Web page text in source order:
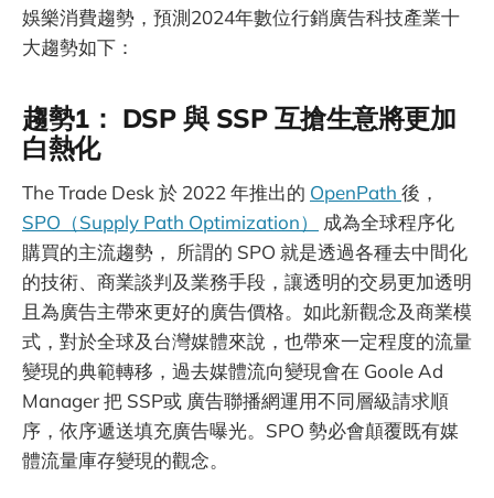
娛樂消費趨勢，預測2024年數位行銷廣告科技產業十
大趨勢如下：
趨勢1： DSP 與 SSP 互搶生意將更加
白熱化
The Trade Desk 於 2022 年推出的 OpenPath 後，
SPO（Supply Path Optimization）
成為全球程序化
購買的主流趨勢， 所謂的 SPO 就是透過各種去中間化
的技術、商業談判及業務手段，讓透明的交易更加透明
且為廣告主帶來更好的廣告價格。如此新觀念及商業模
式，對於全球及台灣媒體來說，也帶來一定程度的流量
變現的典範轉移，過去媒體流向變現會在 Goole Ad
Manager 把 SSP或 廣告聯播網運用不同層級請求順
序，依序遞送填充廣告曝光。SPO 勢必會顛覆既有媒
體流量庫存變現的觀念。